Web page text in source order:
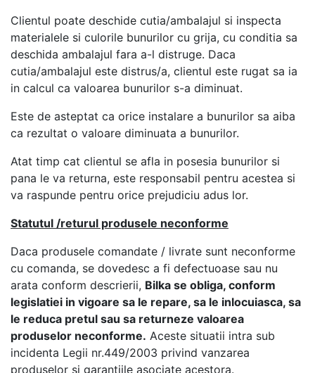
Clientul poate deschide cutia/ambalajul si inspecta
materialele si culorile bunurilor cu grija, cu conditia sa
deschida ambalajul fara a-l distruge. Daca
cutia/ambalajul este distrus/a, clientul este rugat sa ia
in calcul ca valoarea bunurilor s-a diminuat.
Este de asteptat ca orice instalare a bunurilor sa aiba
ca rezultat o valoare diminuata a bunurilor.
Atat timp cat clientul se afla in posesia bunurilor si
pana le va returna, este responsabil pentru acestea si
va raspunde pentru orice prejudiciu adus lor.
Statutul /returul produsele neconforme
Daca produsele comandate / livrate sunt neconforme
cu comanda, se dovedesc a fi defectuoase sau nu
arata conform descrierii, Bilka se obliga, conform
legislatiei in vigoare sa le repare, sa le inlocuiasca, sa
le reduca pretul sau sa returneze valoarea
produselor neconforme. Aceste situatii intra sub
incidenta Legii nr.449/2003 privind vanzarea
produselor si garantiile asociate acestora.